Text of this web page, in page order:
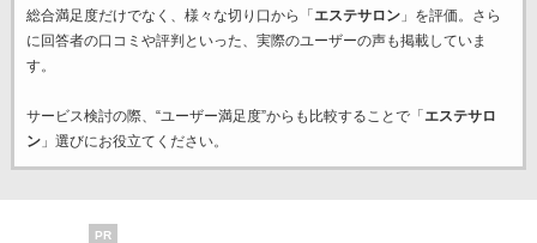
総合満足度だけでなく、様々な切り口から「 エステサロン」を評価。さら
に回答者の口コミや評判といった、実際のユーザーの声も掲載していま
す。
サービス検討の際、“ユーザー満足度”からも比較することで「 エステサロ
ン」選びにお役立てください。
PR